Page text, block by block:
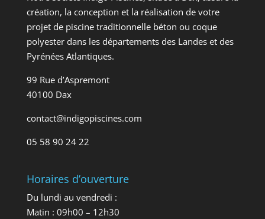
création, la conception et la réalisation de votre
projet de piscine traditionnelle béton ou coque
polyester dans les départements des Landes et des
Pyrénées Atlantiques.
99 Rue d’Aspremont
40100 Dax
contact@indigopiscines.com
05 58 90 24 22
Horaires d’ouverture
Du lundi au vendredi :
Matin : 09h00 – 12h30